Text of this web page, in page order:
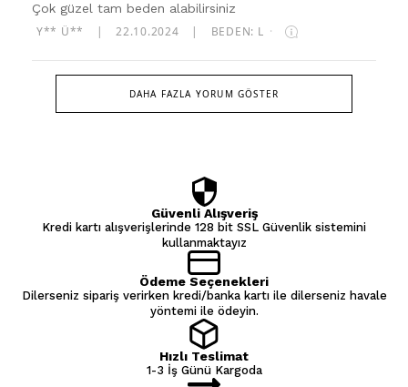
Çok güzel tam beden alabilirsiniz
Y** Ü** | 22.10.2024 | BEDEN: L ·
DAHA FAZLA YORUM GÖSTER
Güvenli Alışveriş
Kredi kartı alışverişlerinde 128 bit SSL Güvenlik sistemini
kullanmaktayız
Ödeme Seçenekleri
Dilerseniz sipariş verirken kredi/banka kartı ile dilerseniz havale
yöntemi ile ödeyin.
Hızlı Teslimat
1-3 İş Günü Kargoda